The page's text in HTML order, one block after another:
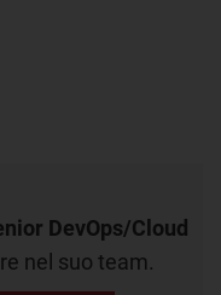
DevOps/Cloud
nel suo team.